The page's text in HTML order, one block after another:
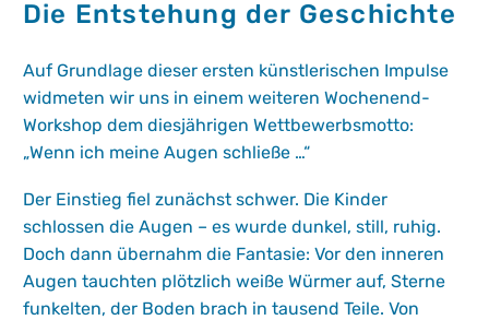
Die Entstehung der Geschichte
Auf Grundlage dieser ersten künstlerischen Impulse
widmeten wir uns in einem weiteren Wochenend-
Workshop dem diesjährigen Wettbewerbsmotto:
„Wenn ich meine Augen schließe …“
Der Einstieg fiel zunächst schwer. Die Kinder
schlossen die Augen – es wurde dunkel, still, ruhig.
Doch dann übernahm die Fantasie: Vor den inneren
Augen tauchten plötzlich weiße Würmer auf, Sterne
funkelten, der Boden brach in tausend Teile. Von